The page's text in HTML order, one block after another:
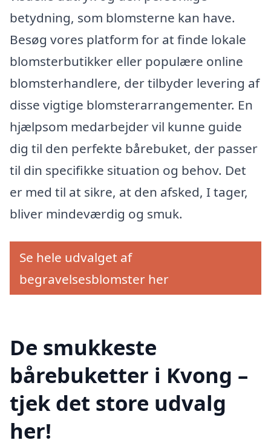
betydning, som blomsterne kan have.
Besøg vores platform for at finde lokale
blomsterbutikker eller populære online
blomsterhandlere, der tilbyder levering af
disse vigtige blomsterarrangementer. En
hjælpsom medarbejder vil kunne guide
dig til den perfekte bårebuket, der passer
til din specifikke situation og behov. Det
er med til at sikre, at den afsked, I tager,
bliver mindeværdig og smuk.
Se hele udvalget af
begravelsesblomster her
De smukkeste
bårebuketter i Kvong –
tjek det store udvalg
her!